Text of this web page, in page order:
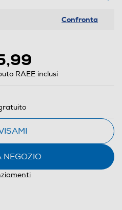
Confronta
RAEE inclusi
NEGOZIO